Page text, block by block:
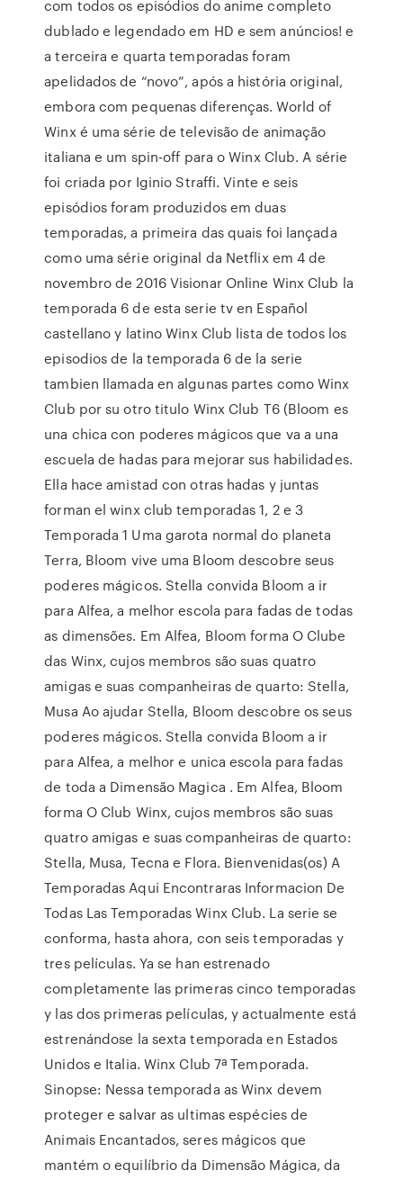
com todos os episódios do anime completo
dublado e legendado em HD e sem anúncios! e
a terceira e quarta temporadas foram
apelidados de “novo”, após a história original,
embora com pequenas diferenças. World of
Winx é uma série de televisão de animação
italiana e um spin-off para o Winx Club. A série
foi criada por Iginio Straffi. Vinte e seis
episódios foram produzidos em duas
temporadas, a primeira das quais foi lançada
como uma série original da Netflix em 4 de
novembro de 2016 Visionar Online Winx Club la
temporada 6 de esta serie tv en Español
castellano y latino Winx Club lista de todos los
episodios de la temporada 6 de la serie
tambien llamada en algunas partes como Winx
Club por su otro titulo Winx Club T6 (Bloom es
una chica con poderes mágicos que va a una
escuela de hadas para mejorar sus habilidades.
Ella hace amistad con otras hadas y juntas
forman el winx club temporadas 1, 2 e 3
Temporada 1 Uma garota normal do planeta
Terra, Bloom vive uma Bloom descobre seus
poderes mágicos. Stella convida Bloom a ir
para Alfea, a melhor escola para fadas de todas
as dimensões. Em Alfea, Bloom forma O Clube
das Winx, cujos membros são suas quatro
amigas e suas companheiras de quarto: Stella,
Musa Ao ajudar Stella, Bloom descobre os seus
poderes mágicos. Stella convida Bloom a ir
para Alfea, a melhor e unica escola para fadas
de toda a Dimensão Magica . Em Alfea, Bloom
forma O Club Winx, cujos membros são suas
quatro amigas e suas companheiras de quarto:
Stella, Musa, Tecna e Flora. Bienvenidas(os) A
Temporadas Aqui Encontraras Informacion De
Todas Las Temporadas Winx Club. La serie se
conforma, hasta ahora, con seis temporadas y
tres películas. Ya se han estrenado
completamente las primeras cinco temporadas
y las dos primeras películas, y actualmente está
estrenándose la sexta temporada en Estados
Unidos e Italia. Winx Club 7ª Temporada.
Sinopse: Nessa temporada as Winx devem
proteger e salvar as ultimas espécies de
Animais Encantados, seres mágicos que
mantém o equilíbrio da Dimensão Mágica, da